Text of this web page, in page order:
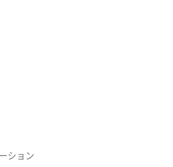
ション